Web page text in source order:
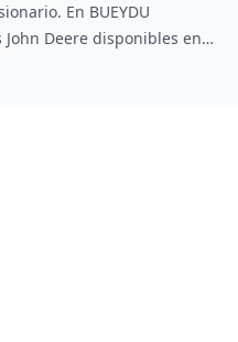
En BUEYDU
Deere disponibles en